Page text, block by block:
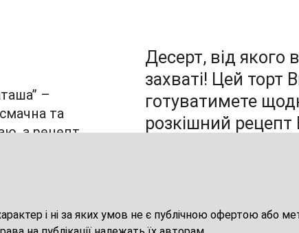
–
та
а рецепт
Десерт, від якого
захваті! Цей торт
готуватимете
розкішний рецепт
і ні за яких умов не є публічною офертою або